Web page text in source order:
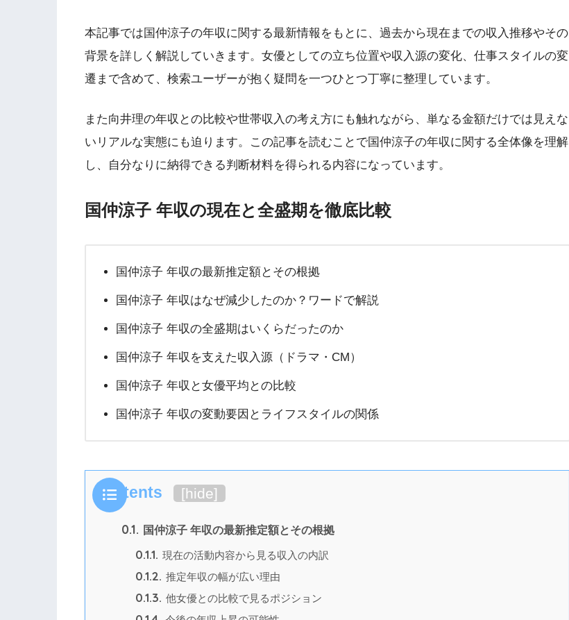
本記事では国仲涼子の年収に関する最新情報をもとに、過去から現在までの収入推移やその
背景を詳しく解説していきます。女優としての立ち位置や収入源の変化、仕事スタイルの変
遷まで含めて、検索ユーザーが抱く疑問を一つひとつ丁寧に整理しています。
また向井理の年収との比較や世帯収入の考え方にも触れながら、単なる金額だけでは見えな
いリアルな実態にも迫ります。この記事を読むことで国仲涼子の年収に関する全体像を理解
し、自分なりに納得できる判断材料を得られる内容になっています。
国仲涼子 年収の現在と全盛期を徹底比較
国仲涼子 年収の最新推定額とその根拠
国仲涼子 年収はなぜ減少したのか？ワードで解説
国仲涼子 年収の全盛期はいくらだったのか
国仲涼子 年収を支えた収入源（ドラマ・CM）
国仲涼子 年収と女優平均との比較
国仲涼子 年収の変動要因とライフスタイルの関係
Contents [hide]
0.1. 国仲涼子 年収の最新推定額とその根拠
0.1.1. 現在の活動内容から見る収入の内訳
0.1.2. 推定年収の幅が広い理由
0.1.3. 他女優との比較で見るポジション